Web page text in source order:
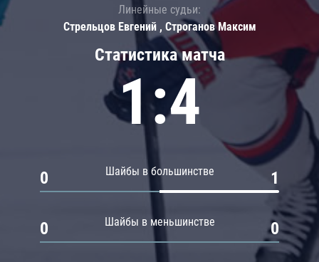
Статистика матча
1:4
Шайбы в большинстве
0 1
Шайбы в меньшинстве
0 0
Линейные судьи:
Стрельцов Евгений , Строганов Максим